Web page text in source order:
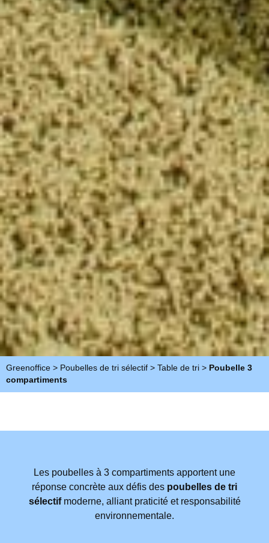
Greenoffice > Poubelles de tri sélectif > Table de tri > Poubelle 3
compartiments
Les poubelles à 3 compartiments apportent une
réponse concrète aux défis des poubelles de tri
sélectifmoderne, alliant praticité et responsabilité
environnementale.